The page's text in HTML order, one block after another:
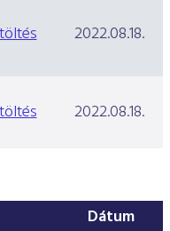
2022.08.18.
2022.08.18.
Dátum